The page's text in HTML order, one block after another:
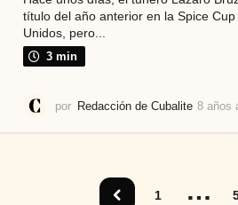
título del año anterior en la Spice
Unidos, pero...
3 min
por Redacción de Cubalite 8 años
1 …